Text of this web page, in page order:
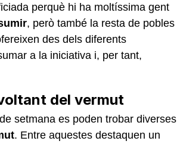
perquè hi ha moltíssima gent
, però també la resta de pobles
des dels diferents
a la iniciativa i, per tant,
del vermut
setmana es poden trobar diverses
. Entre aquestes destaquen un